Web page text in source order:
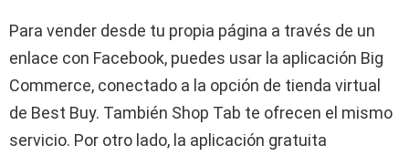
Para vender desde tu propia página a través de un
enlace con Facebook, puedes usar la aplicación Big
Commerce, conectado a la opción de tienda virtual
de Best Buy. También Shop Tab te ofrecen el mismo
servicio. Por otro lado, la aplicación gratuita